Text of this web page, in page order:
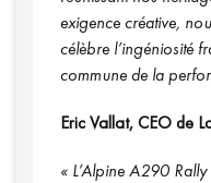
exigence créative,
célèbre l’ingéniosité
commune de la
Eric Vallat, CEO de
« L’Alpine A290